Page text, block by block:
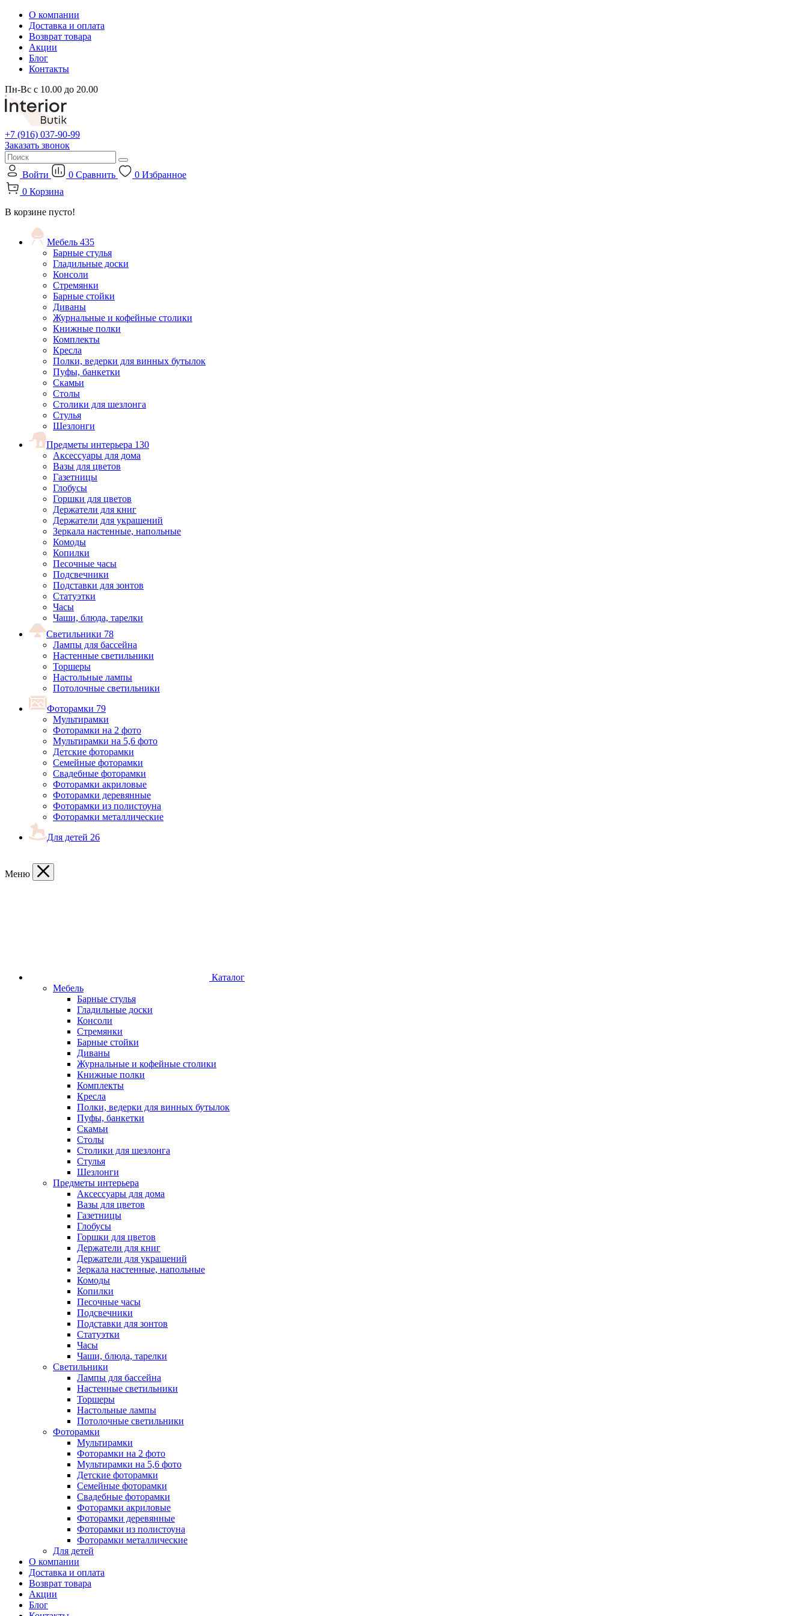
О компании
Доставка и оплата
Возврат товара
Акции
Блог
Контакты
Пн-Вс с 10.00 до 20.00
+7 (916) 037-90-99
Заказать звонок
Войти 0 Сравнить 0 Избранное
0 Корзина
В корзине пусто!
Мебель 435
Барные стулья
Гладильные доски
Консоли
Стремянки
Барные стойки
Диваны
Журнальные и кофейные столики
Книжные полки
Комплекты
Кресла
Полки, ведерки для винных бутылок
Пуфы, банкетки
Скамьи
Столы
Столики для шезлонга
Стулья
Шезлонги
Предметы интерьера 130
Аксессуары для дома
Вазы для цветов
Газетницы
Глобусы
Горшки для цветов
Держатели для книг
Держатели для украшений
Зеркала настенные, напольные
Комоды
Копилки
Песочные часы
Подсвечники
Подставки для зонтов
Статуэтки
Часы
Чаши, блюда, тарелки
Светильники 78
Лампы для бассейна
Настенные светильники
Торшеры
Настольные лампы
Потолочные светильники
Фоторамки 79
Мультирамки
Фоторамки на 2 фото
Мультирамки на 5,6 фото
Детские фоторамки
Семейные фоторамки
Свадебные фоторамки
Фоторамки акриловые
Фоторамки деревянные
Фоторамки из полистоуна
Фоторамки металлические
Для детей 26
Меню
Каталог
Мебель
Барные стулья
Гладильные доски
Консоли
Стремянки
Барные стойки
Диваны
Журнальные и кофейные столики
Книжные полки
Комплекты
Кресла
Полки, ведерки для винных бутылок
Пуфы, банкетки
Скамьи
Столы
Столики для шезлонга
Стулья
Шезлонги
Предметы интерьера
Аксессуары для дома
Вазы для цветов
Газетницы
Глобусы
Горшки для цветов
Держатели для книг
Держатели для украшений
Зеркала настенные, напольные
Комоды
Копилки
Песочные часы
Подсвечники
Подставки для зонтов
Статуэтки
Часы
Чаши, блюда, тарелки
Светильники
Лампы для бассейна
Настенные светильники
Торшеры
Настольные лампы
Потолочные светильники
Фоторамки
Мультирамки
Фоторамки на 2 фото
Мультирамки на 5,6 фото
Детские фоторамки
Семейные фоторамки
Свадебные фоторамки
Фоторамки акриловые
Фоторамки деревянные
Фоторамки из полистоуна
Фоторамки металлические
Для детей
О компании
Доставка и оплата
Возврат товара
Акции
Блог